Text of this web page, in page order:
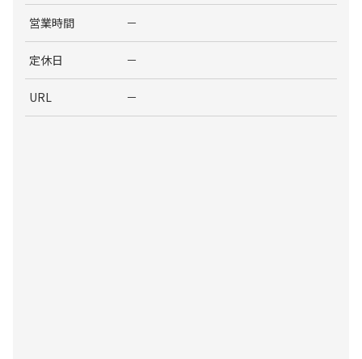
営業時間 －
定休日 －
URL －